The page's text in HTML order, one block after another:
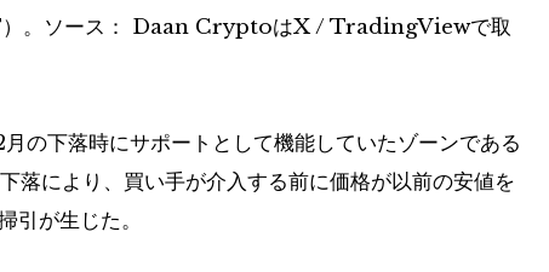
）。ソース： Daan CryptoはX / TradingViewで取
月の下落時にサポートとして機能していたゾーンである
落により、買い手が介入する前に価格が以前の安値を
引が生じた。